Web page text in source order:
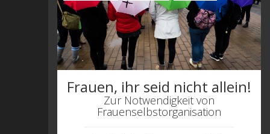
Frauen, ihr seid nicht allein!
Zur Notwendigkeit von
Frauenselbstorganisation